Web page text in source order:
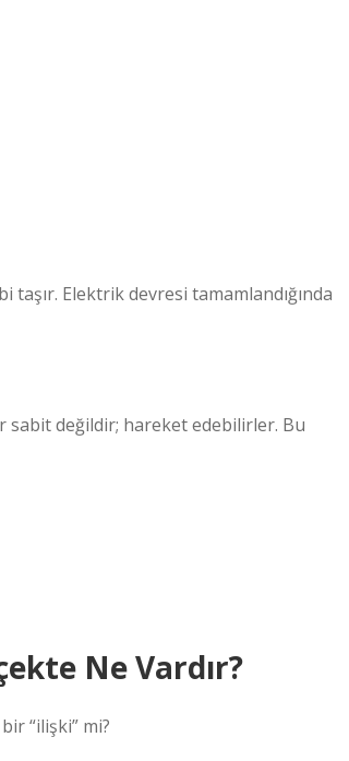
taşır. Elektrik devresi tamamlandığında
sabit değildir; hareket edebilirler. Bu
Ne Vardır?
“ilişki” mi?